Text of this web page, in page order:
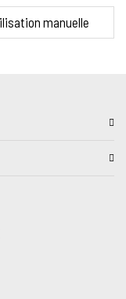
manuelle